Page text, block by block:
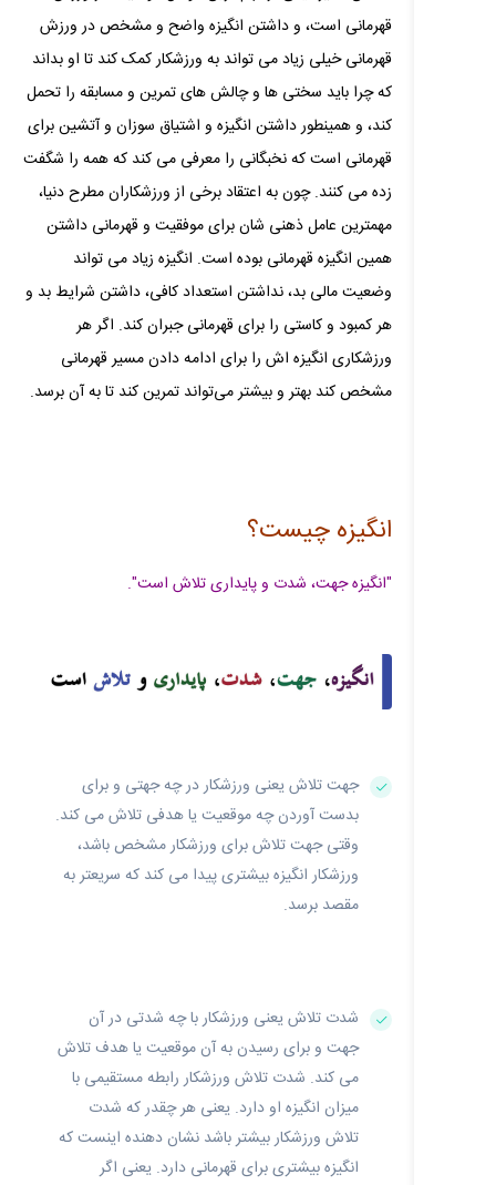
قهرمانی است، و داشتن انگیزه واضح و مشخص در ورزش
قهرمانی خیلی زیاد می‌ تواند به ورزشکار کمک کند تا او بداند
که چرا باید سختی‌ ها و چالش‌ های تمرین و مسابقه را تحمل
کند، و همینطور داشتن انگیزه و اشتیاق سوزان و آتشین برای
قهرمانی است که نخبگانی را معرفی می‌ کند که همه را شگفت
زده می‌ کنند. چون به اعتقاد برخی از ورزشکاران مطرح دنیا،
مهمترین عامل ذهنی‌ شان برای موفقیت و قهرمانی داشتن
همین انگیزه قهرمانی بوده است. انگیزه زیاد می‌ تواند
وضعیت مالی بد، نداشتن استعداد کافی، داشتن شرایط بد و
هر کمبود و کاستی را برای قهرمانی جبران کند. اگر هر
ورزشکاری انگیزه‌ اش را برای ادامه دادن مسیر قهرمانی
مشخص کند بهتر و بیشتر می‌تواند تمرین کند تا به آن برسد.
انگیزه چیست؟
"انگیزه جهت، شدت و پایداری تلاش است".
جهت تلاش یعنی ورزشکار در چه جهتی و برای
بدست آوردن چه موقعیت یا هدفی تلاش می‌ کند.
وقتی جهت تلاش برای ورزشکار مشخص باشد،
ورزشکار انگیزه بیشتری پیدا می کند که سریعتر به
مقصد برسد.
شدت تلاش یعنی ورزشکار با چه شدتی در آن
جهت و برای رسیدن به آن موقعیت یا هدف تلاش
می‌ کند. شدت تلاش ورزشکار رابطه مستقیمی با
میزان انگیزه او دارد. یعنی هر چقدر که شدت
تلاش ورزشکار بیشتر باشد نشان دهنده اینست که
انگیزه بیشتری برای قهرمانی دارد. یعنی اگر